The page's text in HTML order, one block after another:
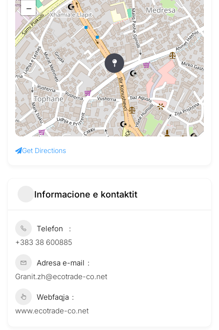
−
Get Directions
Informacione e kontaktit
Telefon
+383 38 600885
Adresa e-mail
Granit.zh@ecotrade-co.net
Webfaqja
www.ecotrade-co.net